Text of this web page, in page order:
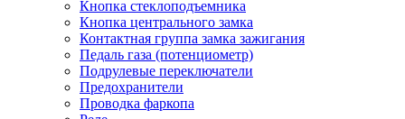
Кнопка стеклоподъемника
Кнопка центрального замка
Контактная группа замка зажигания
Педаль газа (потенциометр)
Подрулевые переключатели
Предохранители
Проводка фаркопа